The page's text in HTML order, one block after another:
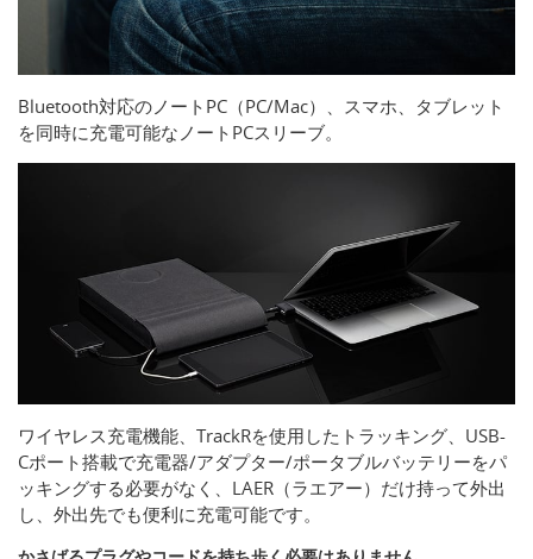
Bluetooth対応のノートPC（PC/Mac）、スマホ、タブレット
を同時に充電可能なノートPCスリーブ。
ワイヤレス充電機能、TrackRを使用したトラッキング、USB-
Cポート搭載で充電器/アダプター/ポータブルバッテリーをパ
ッキングする必要がなく、LAER（ラエアー）だけ持って外出
し、外出先でも便利に充電可能です。